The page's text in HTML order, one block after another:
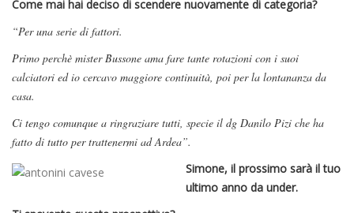
Come mai hai deciso di scendere nuovamente di categoria?
“Per una serie di fattori.
Primo perchè mister Bussone ama fare tante rotazioni con i suoi
calciatori ed io cercavo maggiore continuità, poi per la lontananza da
casa.
Ci tengo comunque a ringraziare tutti, specie il dg Danilo Pizi che ha
fatto di tutto per trattenermi ad Ardea”.
Simone, il prossimo sarà il tuo
ultimo anno da under.